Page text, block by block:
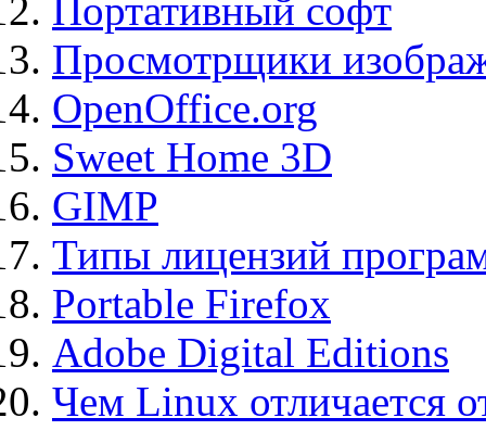
Портативный софт
Просмотрщики
OpenOffice.org
Sweet Home 3D
GIMP
Типы лицензий
Portable Firefox
Adobe Digital Editions
Чем Linux отличается